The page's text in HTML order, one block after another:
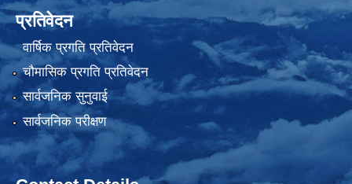
प्रतिवेदन
वार्षिक प्रगति प्रतिवेदन
चौमासिक प्रगति प्रतिवेदन
सार्वजनिक सुनुवाई
सार्वजनिक परीक्षण